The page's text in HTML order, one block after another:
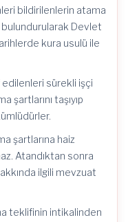
bildirilenlerin atama
Devlet
kura usulü ile
edilenleri sürekli işçi
şartlarını taşıyıp
şartlarına haiz
Atandıktan sonra
ilgili mevzuat
teklifinin intikalinden